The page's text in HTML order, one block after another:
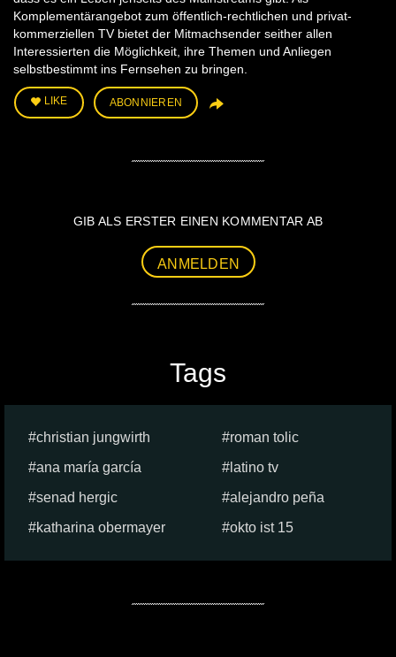
Komplementärangebot zum öffentlich-rechtlichen und privat-
kommerziellen TV bietet der Mitmachsender seither allen
Interessierten die Möglichkeit, ihre Themen und Anliegen
selbstbestimmt ins Fernsehen zu bringen.
LIKE ABONNIEREN
GIB ALS ERSTER EINEN KOMMENTAR AB
ANMELDEN
Tags
christian jungwirth
roman tolic
ana maría garcía
latino tv
senad hergic
alejandro peña
katharina obermayer
okto ist 15